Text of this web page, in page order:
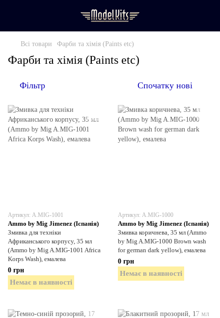
Всі товари Фарби та хімія (Paints etc)
Фарби та хімія (Paints etc)
Фільтр Спочатку нові
Артикул: A.MIG-1001
Ammo by Mig Jimenez (Іспанія)
Змивка для техніки
Африканського корпусу, 35 мл
(Ammo by Mig A.MIG-1001 Africa
Korps Wash), емалева
0 грн
Немає в наявності
Артикул: A.MIG-1000
Ammo by Mig Jimenez (Іспанія)
Змивка коричнева, 35 мл (Ammo
by Mig A.MIG-1000 Brown wash
for german dark yellow), емалева
0 грн
Немає в наявності